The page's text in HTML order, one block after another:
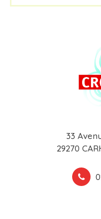
33
29270